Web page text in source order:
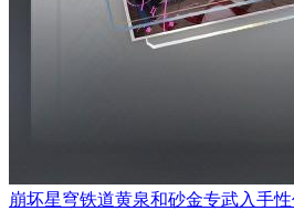
崩坏星穹铁道黄泉和砂金专武入手